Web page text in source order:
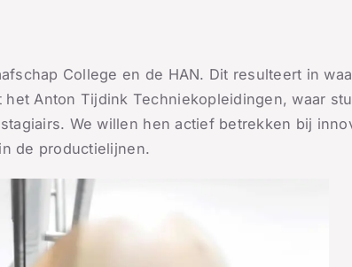
College en de HAN. Dit resulteert in
Anton Tijdink Techniekopleidingen, waar
We willen hen actief betrekken bij
de productielijnen.